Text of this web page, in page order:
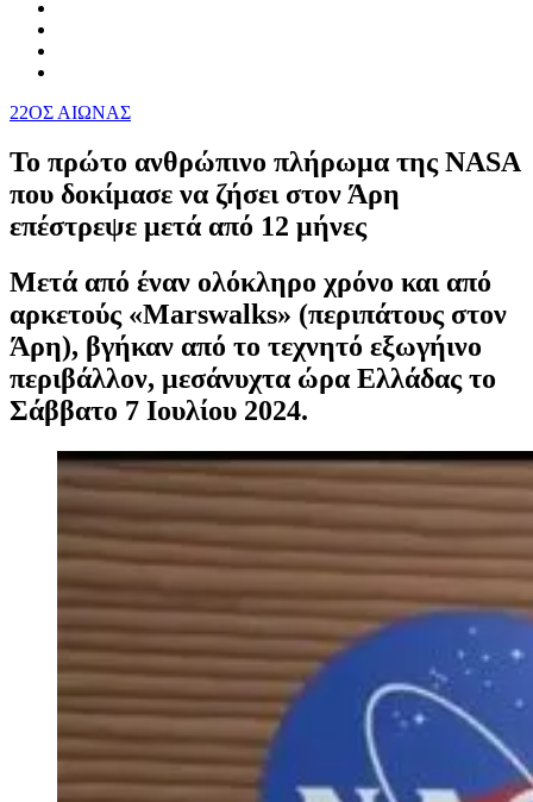
22ΟΣ ΑΙΩΝΑΣ
Το πρώτο ανθρώπινο πλήρωμα της NASA
που δοκίμασε να ζήσει στον Άρη
επέστρεψε μετά από 12 μήνες
Μετά από έναν ολόκληρο χρόνο και από
αρκετούς «Marswalks» (περιπάτους στον
Άρη), βγήκαν από το τεχνητό εξωγήινο
περιβάλλον, μεσάνυχτα ώρα Ελλάδας το
Σάββατο 7 Ιουλίου 2024.